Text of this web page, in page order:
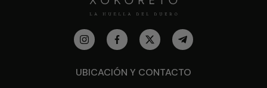
UBICACIÓN Y CONTACTO